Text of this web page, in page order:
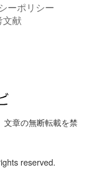
ーポリシー
文献
文章の無断転載を禁
reserved.